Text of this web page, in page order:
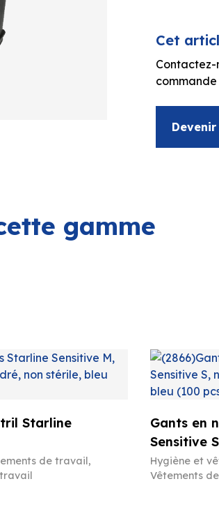
Cet
Contactez-
gamme
Starline
de travail,
Gants en
Sensitive S
Hygiène et
Vêtements